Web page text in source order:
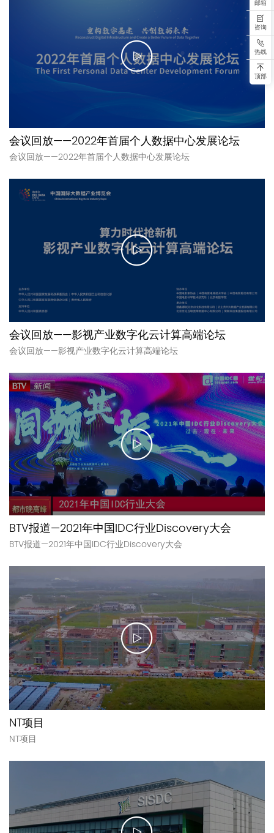
会议回放——2022年首届个人数据中心发展论坛
会议回放——2022年首届个人数据中心发展论坛
会议回放——影视产业数字化云计算高端论坛
会议回放——影视产业数字化云计算高端论坛
BTV报道—2021年中国IDC行业Discovery大会
BTV报道—2021年中国IDC行业Discovery大会
NT项目
NT项目
邮箱
咨询
热线
顶部